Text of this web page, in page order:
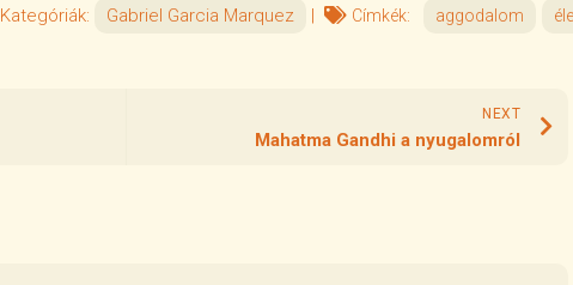
Kategóriák: Gabriel Garcia Marquez | Címkék: aggodalom
NEXT
Mahatma Gandhi a nyugalomról